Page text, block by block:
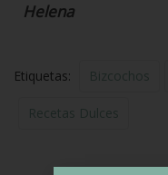
Helena
Etiquetas: Bizcochos
Recetas Dulces